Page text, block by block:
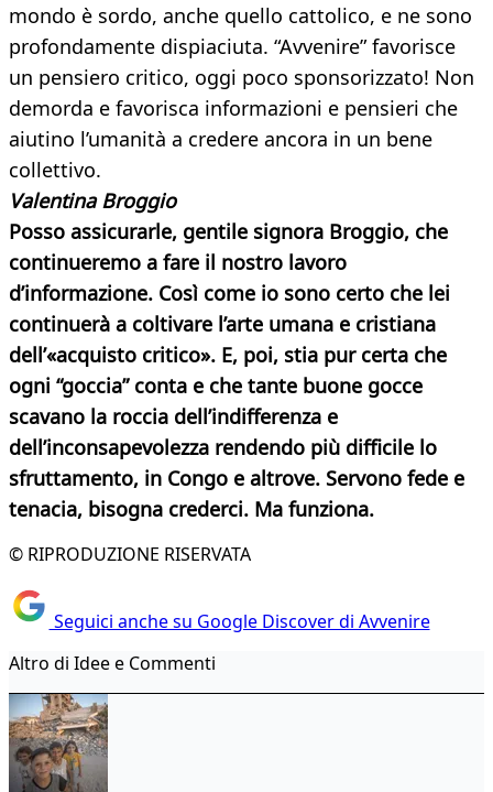
mondo è sordo, anche quello cattolico, e ne sono
profondamente dispiaciuta. “Avvenire” favorisce
un pensiero critico, oggi poco sponsorizzato! Non
demorda e favorisca informazioni e pensieri che
aiutino l’umanità a credere ancora in un bene
collettivo.
Valentina Broggio
Posso assicurarle, gentile signora Broggio, che
continueremo a fare il nostro lavoro
d’informazione. Così come io sono certo che lei
continuerà a coltivare l’arte umana e cristiana
dell’«acquisto critico». E, poi, stia pur certa che
ogni “goccia” conta e che tante buone gocce
scavano la roccia dell’indifferenza e
dell’inconsapevolezza rendendo più difficile lo
sfruttamento, in Congo e altrove. Servono fede e
tenacia, bisogna crederci. Ma funziona.
© RIPRODUZIONE RISERVATA
Seguici anche su Google Discover di Avvenire
Altro di Idee e Commenti